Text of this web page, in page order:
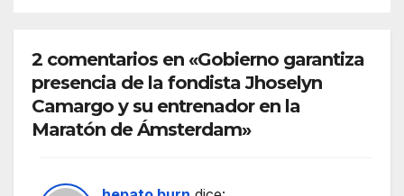
2 comentarios en «Gobierno garantiza
presencia de la fondista Jhoselyn
Camargo y su entrenador en la
Maratón de Ámsterdam»